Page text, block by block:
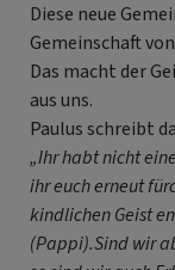
Diese neue
Gemeinschaft
Das macht der
aus uns.
Paulus schreibt
„Ihr habt nicht
ihr euch erneut
kindlichen Geist
(Pappi).Sind wir